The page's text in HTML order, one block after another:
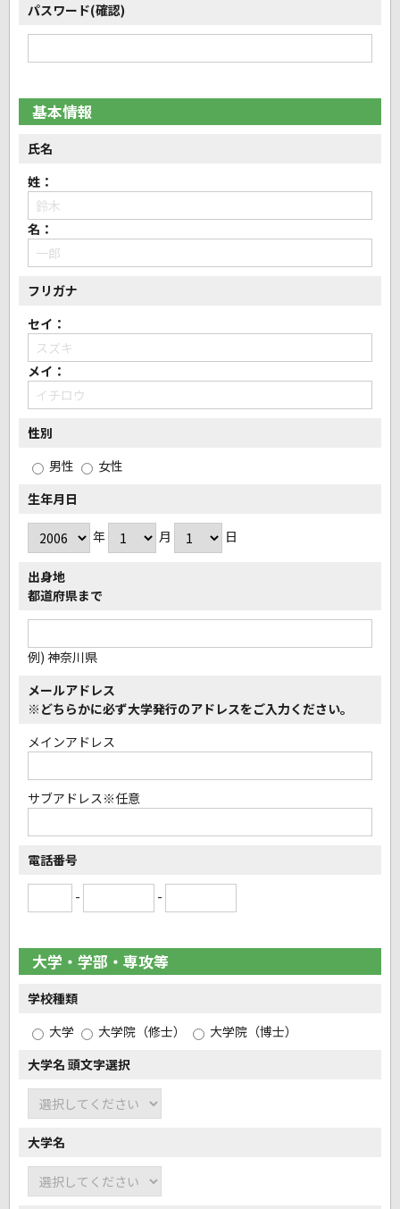
パスワード(確認)
基本情報
氏名
姓：
名：
フリガナ
セイ：
メイ：
性別
男性
女性
生年月日
年 月 日
出身地
都道府県まで
例) 神奈川県
メールアドレス
※どちらかに必ず大学発行のアドレスをご入力ください。
メインアドレス
サブアドレス※任意
電話番号
- -
大学・学部・専攻等
学校種類
大学
大学院（修士）
大学院（博士）
大学名 頭文字選択
大学名